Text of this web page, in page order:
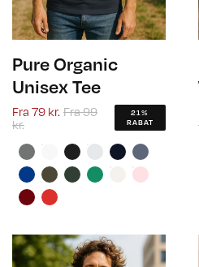
Pure Organic
Unisex Tee
Fra 79 kr. Fra99
kr.
21%
RABAT